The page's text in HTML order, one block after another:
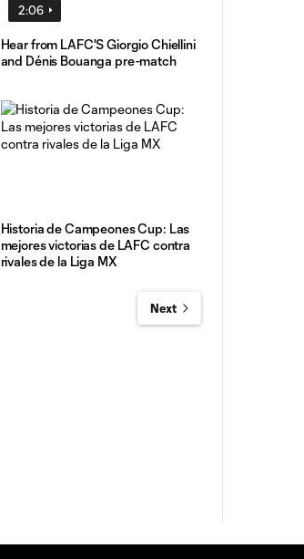
2:06
Hear from LAFC'S Giorgio Chiellini
and Dénis Bouanga pre-match
Historia de Campeones Cup: Las
mejores victorias de LAFC contra
rivales de la Liga MX
Next